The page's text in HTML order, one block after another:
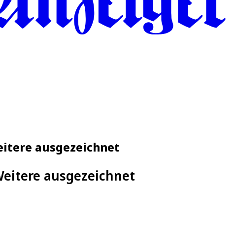
ausgezeichnet
ausgezeichnet